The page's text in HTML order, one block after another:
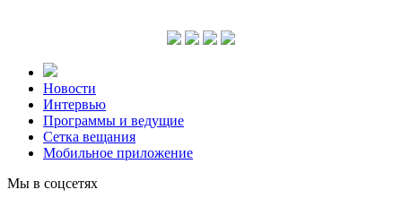
Новости
Интервью
Программы и ведущие
Сетка вещания
Мобильное приложение
Мы в соцсетях